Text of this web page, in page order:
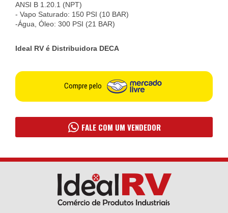
ANSI B 1.20.1 (NPT)
- Vapo Saturado: 150 PSI (10 BAR)
-Água, Óleo: 300 PSI (21 BAR)
Ideal RV é Distribuidora DECA
Compre pelo
FALE COM UM VENDEDOR